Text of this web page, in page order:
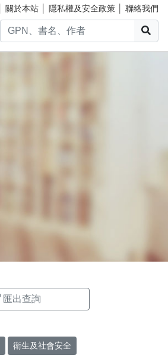
關於本站 隱私權及安全政策 聯絡我們
匯出查詢
衛生及社會安全